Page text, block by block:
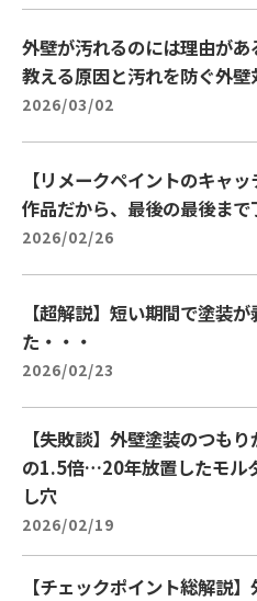
外壁が汚れるのには理由があ
教える原因と汚れを防ぐ外壁
2026/03/02
【リメークペイントのキャッ
作品だから、最後の最後まで
2026/02/26
【超解説】短い期間で塗装
た・・・
2026/02/23
【失敗談】外壁塗装のつも
の1.5倍…20年放置したモル
し穴
2026/02/19
【チェックポイント総解説